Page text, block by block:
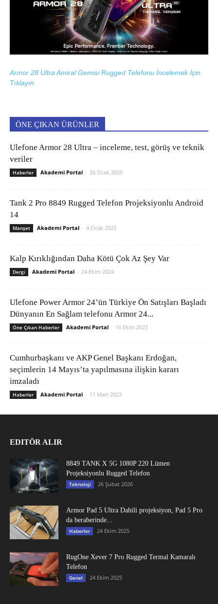
Armor 28 Ultra Amiral Gemisi Rugged Telefonu İncelemek İçin
Tıklayın
ÖNE ÇIKAN ÜRÜNLER
Ulefone Armor 28 Ultra – inceleme, test, görüş ve teknik
veriler
Haberler Akademi Portal - 26 Ocak 2025
Tank 2 Pro 8849 Rugged Telefon Projeksiyonlu Android
14
Manşet Akademi Portal - 4 Ocak 2025
Kalp Kırıklığından Daha Kötü Çok Az Şey Var
Dergi Akademi Portal - 24 Ekim 2024
Ulefone Power Armor 24’ün Türkiye Ön Satışları Başladı
Dünyanın En Sağlam telefonu Armor 24...
Öne Çıkan Haberler Akademi Portal - 16 Ekim 2023
Cumhurbaşkanı ve AKP Genel Başkanı Erdoğan,
seçimlerin 14 Mayıs’ta yapılmasına ilişkin kararı
imzaladı
Haberler Akademi Portal - 11 Mart 2023
EDITÖR ALIR
8849 TANK X 5G 1080P 220 Lümen
Projeksiyonlu Rugged Telefon
Teknoloji 26 Şubat 2026
Armor Pad 5 Ultra Dahili projeksiyon, Pad 5 Pro
da beraberinde...
Haberler 24 Ekim 2025
RugOne Xever 7 Pro Rugged Termal Kamaralı
Telefon
Genel 24 Ekim 2025